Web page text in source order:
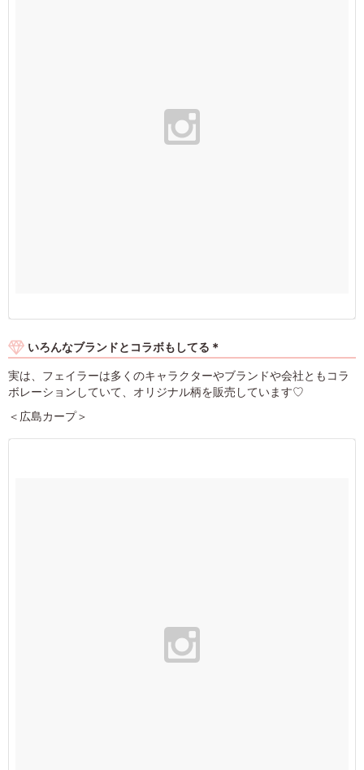
いろんなブランドとコラボもしてる＊
実は、フェイラーは多くのキャラクターやブランドや会社ともコラ
ボレーションしていて、オリジナル柄を販売しています♡
＜広島カープ＞